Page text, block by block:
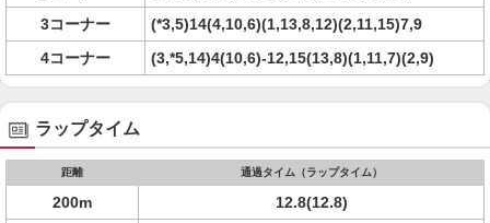
3コーナー
(*3,5)14(4,10,6)(1,13,8,12)(2,11,15)7,9
4コーナー
(3,*5,14)4(10,6)-12,15(13,8)(1,11,7)(2,9)
ラップタイム
距離 通過タイム（ラップタイム）
200m
12.8(12.8)